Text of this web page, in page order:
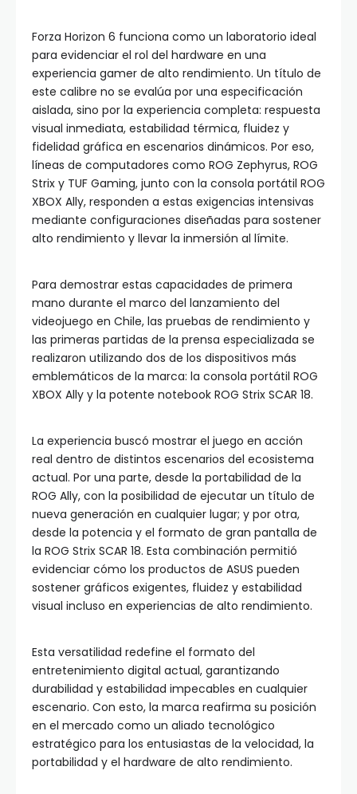
Forza Horizon 6 funciona como un laboratorio ideal
para evidenciar el rol del hardware en una
experiencia gamer de alto rendimiento. Un título de
este calibre no se evalúa por una especificación
aislada, sino por la experiencia completa: respuesta
visual inmediata, estabilidad térmica, fluidez y
fidelidad gráfica en escenarios dinámicos. Por eso,
líneas de computadores como ROG Zephyrus, ROG
Strix y TUF Gaming, junto con la consola portátil ROG
XBOX Ally, responden a estas exigencias intensivas
mediante configuraciones diseñadas para sostener
alto rendimiento y llevar la inmersión al límite.
Para demostrar estas capacidades de primera
mano durante el marco del lanzamiento del
videojuego en Chile, las pruebas de rendimiento y
las primeras partidas de la prensa especializada se
realizaron utilizando dos de los dispositivos más
emblemáticos de la marca: la consola portátil ROG
XBOX Ally y la potente notebook ROG Strix SCAR 18.
La experiencia buscó mostrar el juego en acción
real dentro de distintos escenarios del ecosistema
actual. Por una parte, desde la portabilidad de la
ROG Ally, con la posibilidad de ejecutar un título de
nueva generación en cualquier lugar; y por otra,
desde la potencia y el formato de gran pantalla de
la ROG Strix SCAR 18. Esta combinación permitió
evidenciar cómo los productos de ASUS pueden
sostener gráficos exigentes, fluidez y estabilidad
visual incluso en experiencias de alto rendimiento.
Esta versatilidad redefine el formato del
entretenimiento digital actual, garantizando
durabilidad y estabilidad impecables en cualquier
escenario. Con esto, la marca reafirma su posición
en el mercado como un aliado tecnológico
estratégico para los entusiastas de la velocidad, la
portabilidad y el hardware de alto rendimiento.